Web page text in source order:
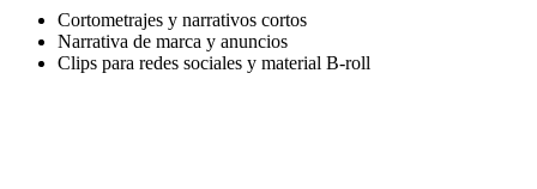
Cortometrajes y narrativos cortos
Narrativa de marca y anuncios
Clips para redes sociales y material B-roll